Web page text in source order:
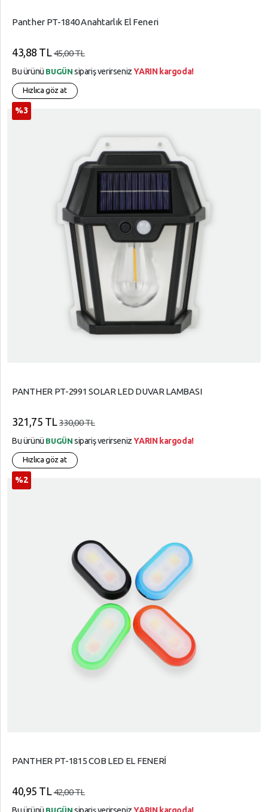
Panther PT-1840 Anahtarlık El Feneri
43,88 TL45,00 TL
Bu ürünü BUGÜN sipariş verirsenizYARIN kargoda!
Hızlıca göz at
PANTHER PT-2991 SOLAR LED DUVAR LAMBASI
%3
321,75 TL 330,00 TL
Bu ürünü BUGÜN sipariş verirsenizYARIN kargoda!
Hızlıca göz at
PANTHER PT-1815 COB LED EL FENERİ
%2
40,95 TL42,00 TL
BUGÜN